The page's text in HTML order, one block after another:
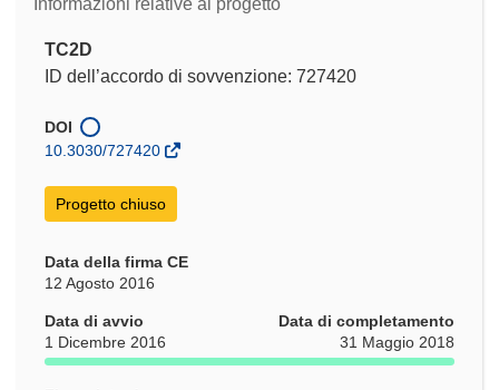
Informazioni relative al progetto
TC2D
ID dell’accordo di sovvenzione: 727420
DOI
10.3030/727420
Progetto chiuso
Data della firma CE
12 Agosto 2016
Data di avvio
1 Dicembre 2016
Data di completamento
31 Maggio 2018